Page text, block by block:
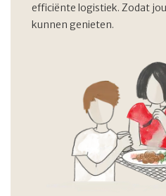
efficiënte logistiek. Zodat
kunnen genieten.